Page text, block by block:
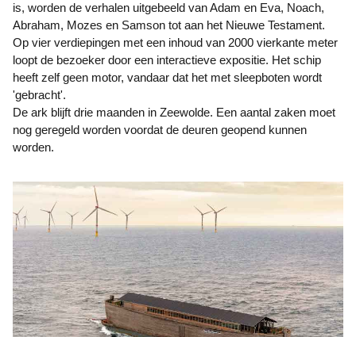
is, worden de verhalen uitgebeeld van Adam en Eva, Noach,
Abraham, Mozes en Samson tot aan het Nieuwe Testament.
Op vier verdiepingen met een inhoud van 2000 vierkante meter
loopt de bezoeker door een interactieve expositie. Het schip
heeft zelf geen motor, vandaar dat het met sleepboten wordt
'gebracht'.
De ark blijft drie maanden in Zeewolde. Een aantal zaken moet
nog geregeld worden voordat de deuren geopend kunnen
worden.